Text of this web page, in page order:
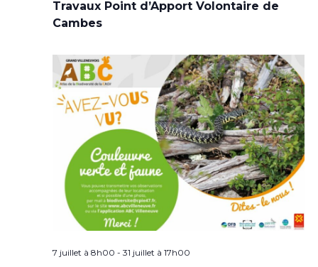
Travaux Point d’Apport Volontaire de
Cambes
7 juillet à 8h00 - 31 juillet à 17h00